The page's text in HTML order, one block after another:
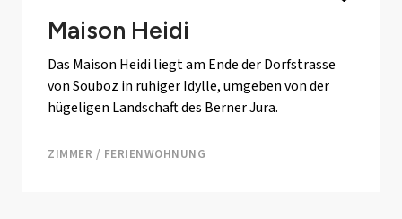
Maison Heidi
Das Maison Heidi liegt am Ende der Dorfstrasse
von Souboz in ruhiger Idylle, umgeben von der
hügeligen Landschaft des Berner Jura.
ZIMMER / FERIENWOHNUNG